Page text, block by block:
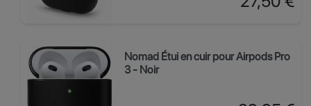
Nomad Étui en cuir pour Airpods Pro
3 - Noir